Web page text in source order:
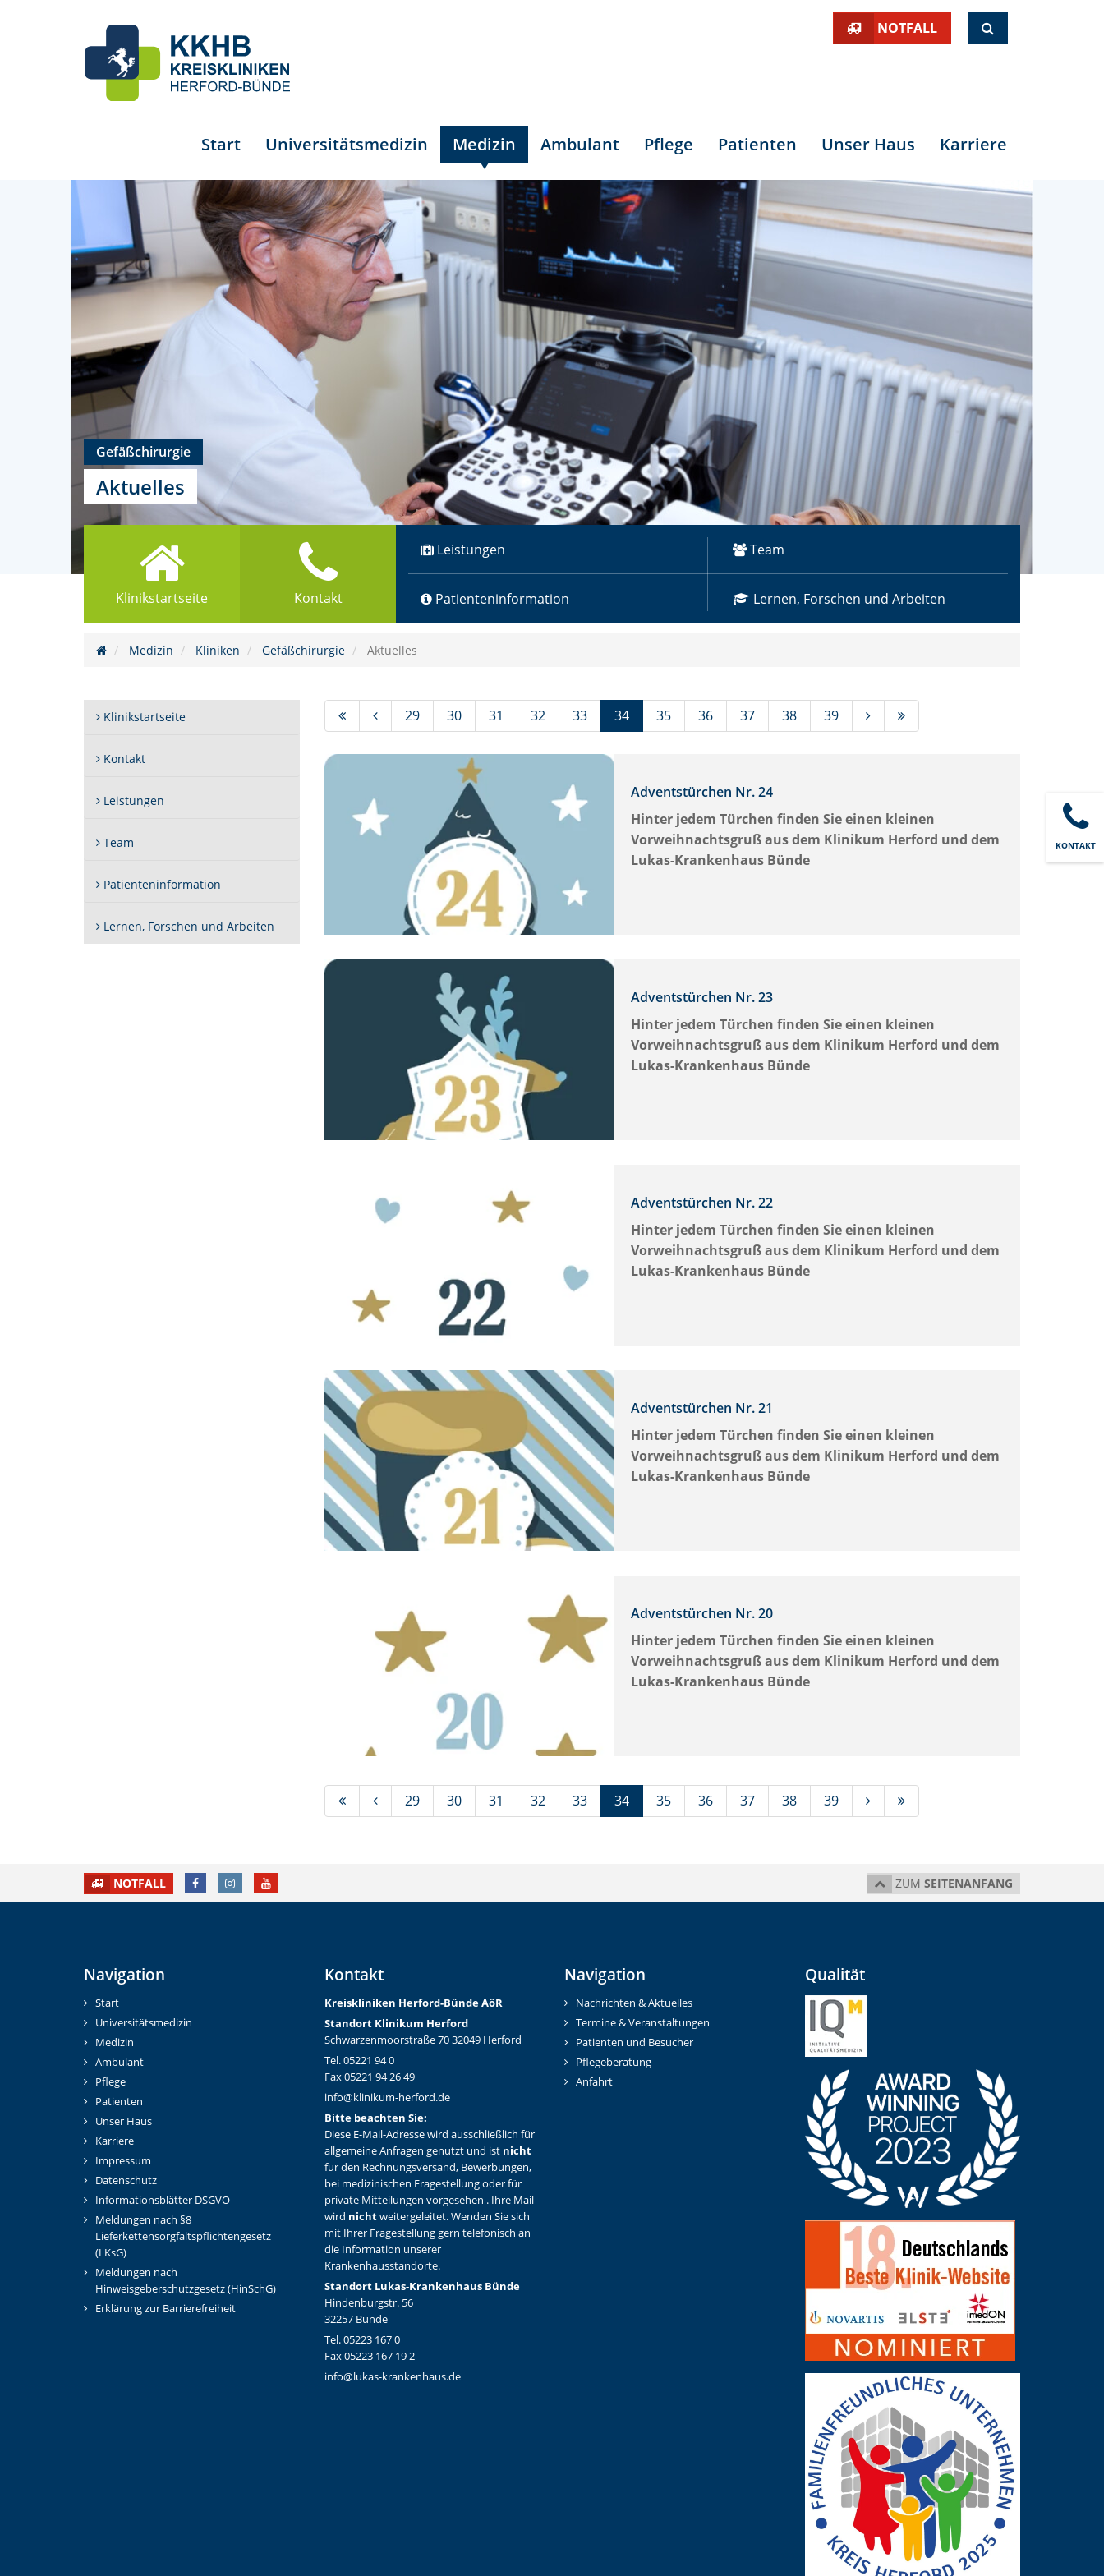
NOTFALL
Start Universitätsmedizin Medizin Ambulant Pflege Patienten Unser Haus Karriere
KONTAKT
Gefäßchirurgie
Aktuelles
Klinikstartseite Kontakt
Leistungen Team
Patienteninformation Lernen, Forschen und Arbeiten
Medizin Kliniken Gefäßchirurgie Aktuelles
29 30 31 32 33 34(Standort)
35 36 37 38 39
Adventstürchen Nr. 24
Hinter jedem Türchen finden Sie einen kleinen
Vorweihnachtsgruß aus dem Klinikum Herford und dem
Lukas-Krankenhaus Bünde
Adventstürchen Nr. 23
Hinter jedem Türchen finden Sie einen kleinen
Vorweihnachtsgruß aus dem Klinikum Herford und dem
Lukas-Krankenhaus Bünde
Adventstürchen Nr. 22
Hinter jedem Türchen finden Sie einen kleinen
Vorweihnachtsgruß aus dem Klinikum Herford und dem
Lukas-Krankenhaus Bünde
Adventstürchen Nr. 21
Hinter jedem Türchen finden Sie einen kleinen
Vorweihnachtsgruß aus dem Klinikum Herford und dem
Lukas-Krankenhaus Bünde
Adventstürchen Nr. 20
Hinter jedem Türchen finden Sie einen kleinen
Vorweihnachtsgruß aus dem Klinikum Herford und dem
Lukas-Krankenhaus Bünde
29 30 31 32 33 34(Standort)
35 36 37 38 39
Klinikstartseite
Kontakt
Leistungen
Team
Patienteninformation
Lernen, Forschen und Arbeiten
NOTFALL FACEBOOKINSTAGRAMYOUTUBE ZUM SEITENANFANG
Navigation
Start
Universitätsmedizin
Medizin
Ambulant
Pflege
Patienten
Unser Haus
Karriere
Impressum
Datenschutz
Informationsblätter DSGVO
Meldungen nach §8
Lieferkettensorgfaltspflichtengesetz
(LKsG)
Meldungen nach
Hinweisgeberschutzgesetz (HinSchG)
Erklärung zur Barrierefreiheit
Kontakt
Kreiskliniken Herford-Bünde AöR
Standort Klinikum Herford
Schwarzenmoorstraße 70 32049 Herford
Tel. 05221 94 0
Fax 05221 94 26 49
info@klinikum-herford.de
Bitte beachten Sie:
Diese E-Mail-Adresse wird ausschließlich für
allgemeine Anfragen genutzt und ist nicht
für den Rechnungsversand, Bewerbungen,
bei medizinischen Fragestellung oder für
private Mitteilungen vorgesehen . Ihre Mail
wird nichtweitergeleitet. Wenden Sie sich
mit Ihrer Fragestellung gern telefonisch an
die Information unserer
Krankenhausstandorte.
Standort Lukas-Krankenhaus Bünde
Hindenburgstr. 56
32257 Bünde
Tel. 05223 167 0
Fax 05223 167 19 2
info@lukas-krankenhaus.de
Navigation
Nachrichten & Aktuelles
Termine & Veranstaltungen
Patienten und Besucher
Pflegeberatung
Anfahrt
Qualität